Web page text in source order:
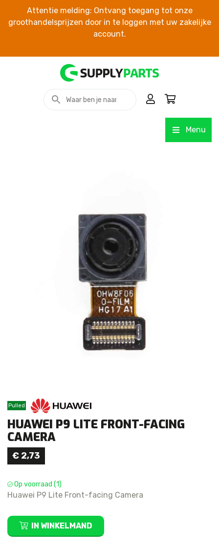
Attentie melding: Ontvang toegang tot onze
groothandelsprijzen door in te loggen met uw zakelijke
account.
Menu
Pulled
HUAWEI P9 LITE FRONT-FACING
CAMERA
€ 2,73
Op voorraad (1)
Huawei P9 Lite Front-facing Camera
Huawei
P9
IN WINKELMAND